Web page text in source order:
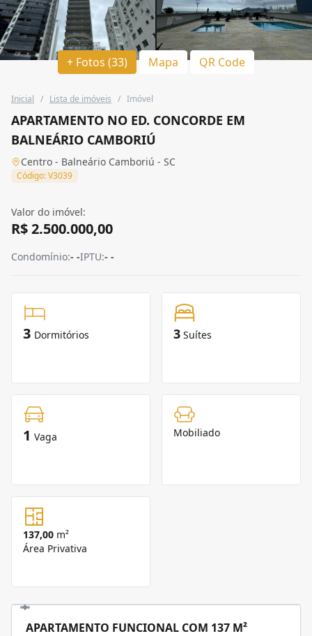
+ Fotos (33) Mapa QR Code
Inicial / Lista de imóveis / Imóvel
APARTAMENTO NO ED. CONCORDE EM
BALNEÁRIO CAMBORIÚ
Centro - Balneário Camboriú - SC
Código: V3039
Valor do imóvel:
R$ 2.500.000,00
Condomínio:- -IPTU:- -
3 Dormitórios 3 Suítes
1 Vaga Mobiliado
137,00 m²
Área Privativa
APARTAMENTO FUNCIONAL COM 137 M²